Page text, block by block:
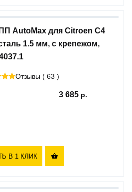
AutoMax для Citroen C4
1.5 мм, с крепежом,
Отзывы ( 63 )
3 685
В 1 КЛИК 